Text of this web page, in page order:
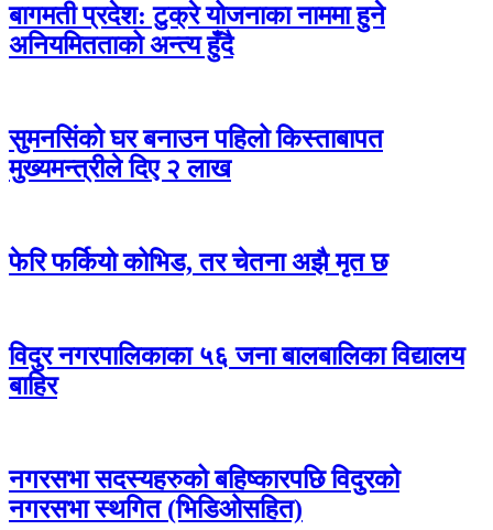
बागमती प्रदेश: टुक्रे योजनाका नाममा हुने
अनियमितताको अन्त्य हुँदै
सुमनसिंको घर बनाउन पहिलो किस्ताबापत
मुख्यमन्त्रीले दिए २ लाख
फेरि फर्कियो कोभिड, तर चेतना अझै मृत छ
विदुर नगरपालिकाका ५६ जना बालबालिका विद्यालय
बाहिर
नगरसभा सदस्यहरुको बहिष्कारपछि विदुरको
नगरसभा स्थगित (भिडिओसहित)